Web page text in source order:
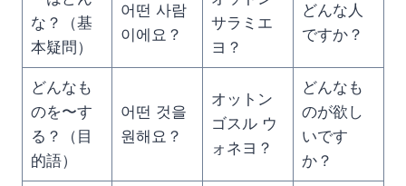
な？（基
本疑問）
어떤 사람
이에요？
サラミエ
ヨ？
どんな人
ですか？
どんなも
のを〜す
る？（目
的語）
어떤 것을
원해요？
オットン
ゴスル ウ
ォネヨ？
どんなも
のが欲し
いです
か？